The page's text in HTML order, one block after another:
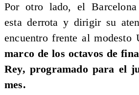
Por otro lado, el
esta derrota y dirigir su
encuentro frente al modesto
marco de los octavos de
Rey, programado para el
mes.